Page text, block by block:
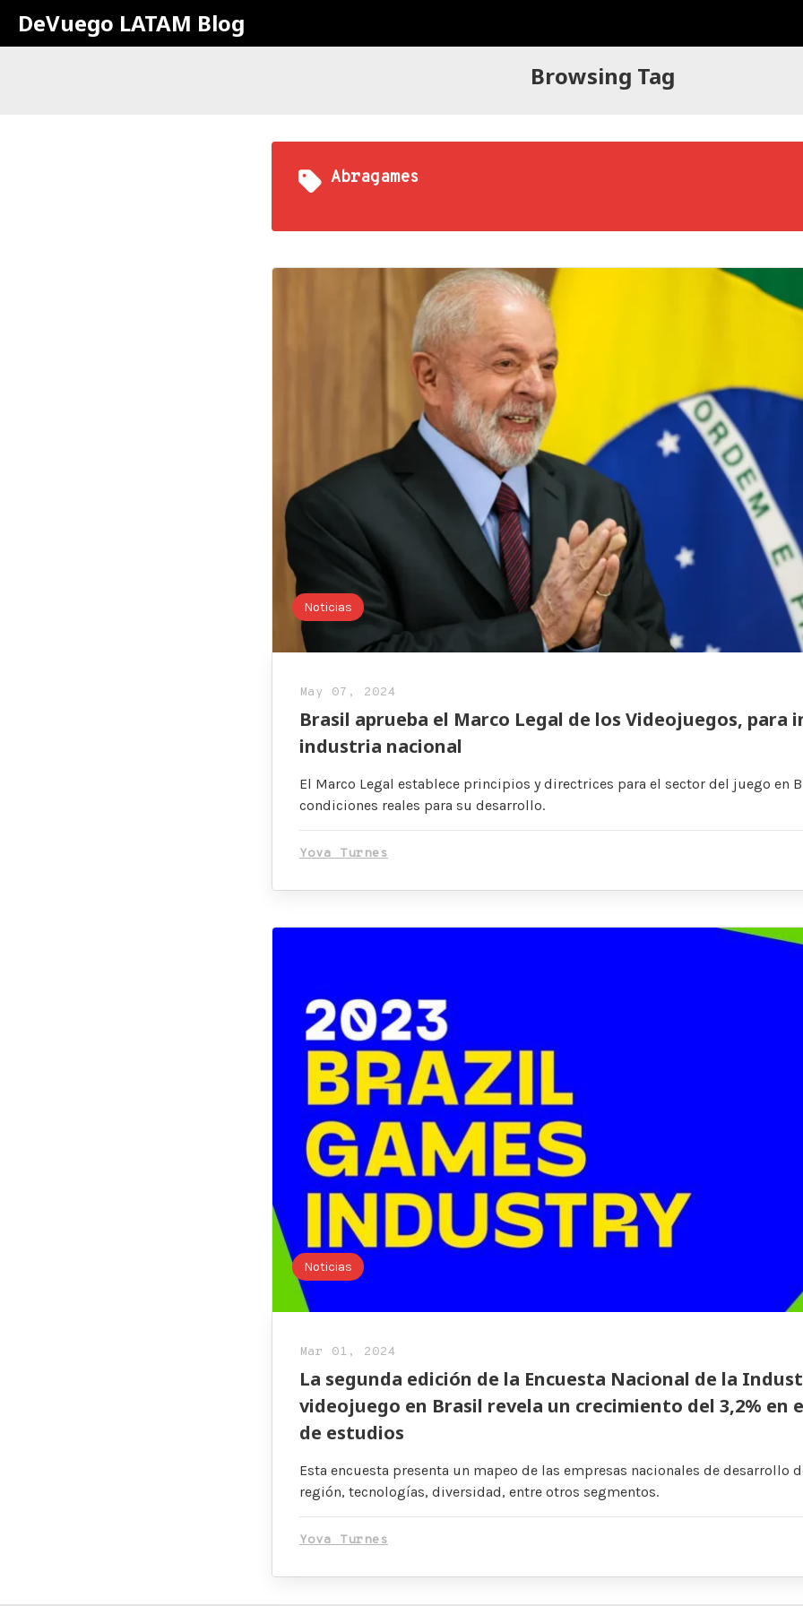
DeVuego LATAM Blog
Browsing Tag
Abragames
Noticias
May 07, 2024
Brasil aprueba el Marco Legal de los Videojuegos, para
industria nacional
El Marco Legal establece principios y directrices para el sector del juego en
condiciones reales para su desarrollo.
Yova Turnes
Noticias
Mar 01, 2024
La segunda edición de la Encuesta Nacional de la
videojuego en Brasil revela un crecimiento del 3,2% en
de estudios
Esta encuesta presenta un mapeo de las empresas nacionales de desarrollo
región, tecnologías, diversidad, entre otros segmentos.
Yova Turnes